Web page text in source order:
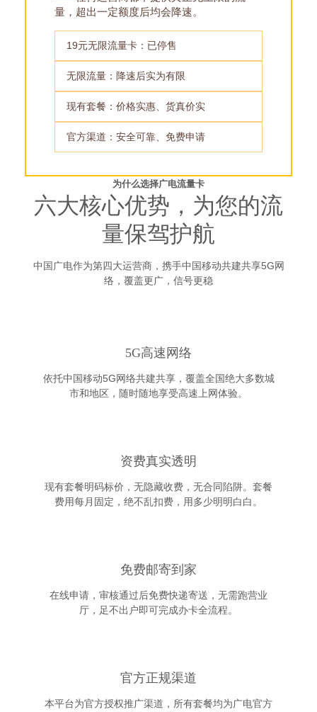
量，超出一定额度后均会降速。
19元无限流量卡：已停售
无限流量：降速后实为有限
现有套餐：价格实惠、货真价实
官方渠道：安全可靠、免费申请
为什么选择广电流量卡
六大核心优势，为您的流
量保驾护航
中国广电作为第四大运营商，携手中国移动共建共享5G网
络，覆盖更广，信号更稳
5G高速网络
依托中国移动5G网络共建共享，覆盖全国绝大多数城
市和地区，随时随地享受高速上网体验。
资费真实透明
现有套餐明码标价，无隐藏收费，无合同陷阱。套餐
费用每月固定，绝不乱扣费，用多少明明白白。
免费邮寄到家
在线申请，审核通过后免费快递寄送，无需跑营业
厅，足不出户即可完成办卡全流程。
官方正规渠道
本平台为官方授权推广渠道，所有套餐均为广电官方